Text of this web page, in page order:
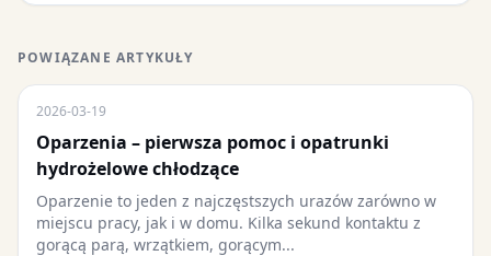
POWIĄZANE ARTYKUŁY
2026-03-19
Oparzenia – pierwsza pomoc i opatrunki
hydrożelowe chłodzące
Oparzenie to jeden z najczęstszych urazów zarówno w
miejscu pracy, jak i w domu. Kilka sekund kontaktu z
gorącą parą, wrzątkiem, gorącym...